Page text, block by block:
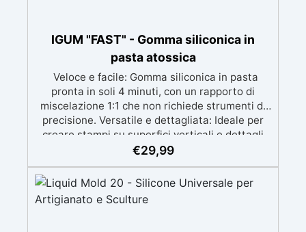
IGUM "FAST" - Gomma siliconica in
pasta atossica
Veloce e facile: Gomma siliconica in pasta
pronta in soli 4 minuti, con un rapporto di
miscelazione 1:1 che non richiede strumenti di
precisione. Versatile e dettagliata: Ideale per
creare stampi su superfici verticali e dettagli
intricati, compatibile con resine, gesso, cera,
Atossica e sicura: Formulazione inodore,
atossica e facile da maneggiare senza guanti o
mascherina. Alta resistenza e durabilità:
€29,99